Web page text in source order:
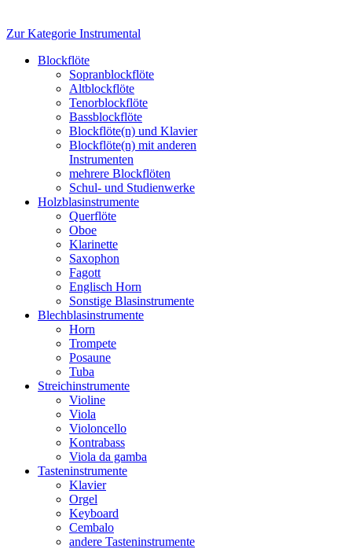
Zur Kategorie Instrumental
Blockflöte
Sopranblockflöte
Altblockflöte
Tenorblockflöte
Bassblockflöte
Blockflöte(n) und Klavier
Blockflöte(n) mit anderen
Instrumenten
mehrere Blockflöten
Schul- und Studienwerke
Holzblasinstrumente
Querflöte
Oboe
Klarinette
Saxophon
Fagott
Englisch Horn
Sonstige Blasinstrumente
Blechblasinstrumente
Horn
Trompete
Posaune
Tuba
Streichinstrumente
Violine
Viola
Violoncello
Kontrabass
Viola da gamba
Tasteninstrumente
Klavier
Orgel
Keyboard
Cembalo
andere Tasteninstrumente